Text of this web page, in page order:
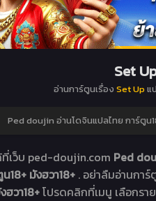
Set
อ่านการ์ตูนเรื่อง Set Up แ
Ped doujin อ่านโดจินแปลไทย การ์ตูน
ที่เว็บ ped-doujin.com Ped
มังฮวา18+ . อย่าลืมอ่านกา
ฮวา18+โปรดคลิกที่เมนู เลือกรา